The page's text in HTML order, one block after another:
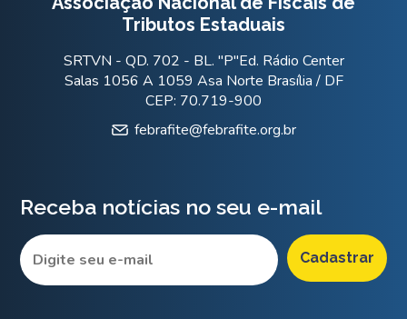
Tributos Estaduais
SRTVN - QD. 702 - BL. "P"Ed. Rádio Center
Salas 1056 A 1059 Asa Norte Brasília / DF
CEP: 70.719-900
febrafite@febrafite.org.br
Receba notícias no seu e-mail